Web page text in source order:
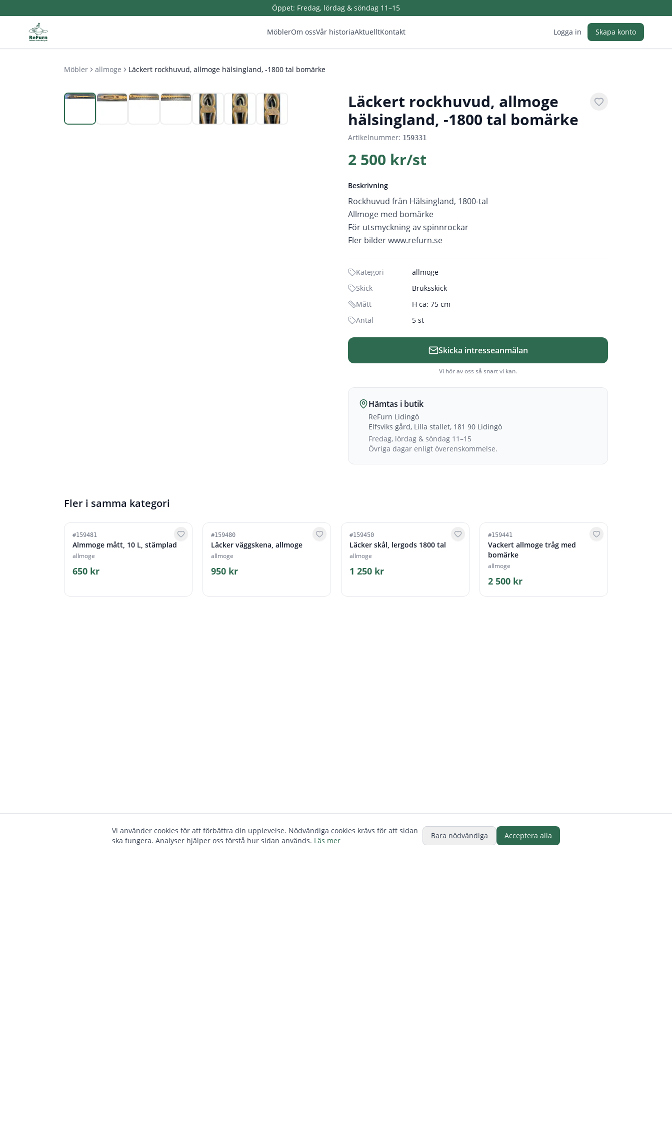
Öppet: Fredag, lördag & söndag 11–15
MöblerOm ossVår historiaAktuelltKontakt Logga in Skapa konto
Möbler allmoge Läckert rockhuvud, allmoge hälsingland, -1800 tal bomärke
1/7
Läckert rockhuvud, allmoge
hälsingland, -1800 tal bomärke
Artikelnummer: 159331
2 500 kr/st
Beskrivning
Rockhuvud från Hälsingland, 1800-tal
Allmoge med bomärke
För utsmyckning av spinnrockar
Fler bilder www.refurn.se
Kategori
allmoge
Skick
Bruksskick
Mått
H ca: 75 cm
Antal
5 st
Skicka intresseanmälan
Vi hör av oss så snart vi kan.
Hämtas i butik
ReFurn Lidingö
Elfsviks gård, Lilla stallet, 181 90 Lidingö
Fredag, lördag & söndag 11–15
Övriga dagar enligt överenskommelse.
Fler i samma kategori
#159481
Almmoge mått, 10 L, stämplad
allmoge
650 kr
#159480
Läcker väggskena, allmoge
allmoge
950 kr
#159450
Läcker skål, lergods 1800 tal
allmoge
1 250 kr
#159441
Vackert allmoge tråg med
bomärke
allmoge
2 500 kr
Vi använder cookies för att förbättra din upplevelse. Nödvändiga cookies krävs för att sidan
ska fungera. Analyser hjälper oss förstå hur sidan används. Läs mer
Bara nödvändiga Acceptera alla